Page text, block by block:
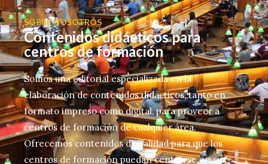
SOBRE NOSOTROS
Contenidos didácticos para
centros de formación
Somos una editorial especializada en la
elaboración de contenidos didácticos, tanto en
formato impreso como digital, para proveer a
centros de formación de cualquier área.
Ofrecemos contenidos de calidad para que los
centros de formación puedan centrarse en sus